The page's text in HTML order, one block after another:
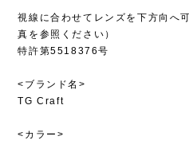
視線に合わせてレンズを下方向へ
真を参照ください）
特許第5518376号
<ブランド名>
TG Craft
<カラー>